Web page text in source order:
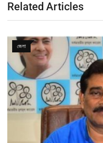
Related Articles
জেলা